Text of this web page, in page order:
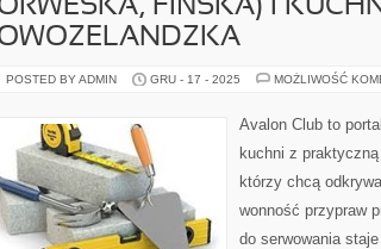
FIŃSKA) I
POSTED BY ADMIN GRU - 17 - 2025 MOŻLIWOŚĆ
Avalon Club to
kuchni z
którzy chcą
wonność przypraw
do serwowania